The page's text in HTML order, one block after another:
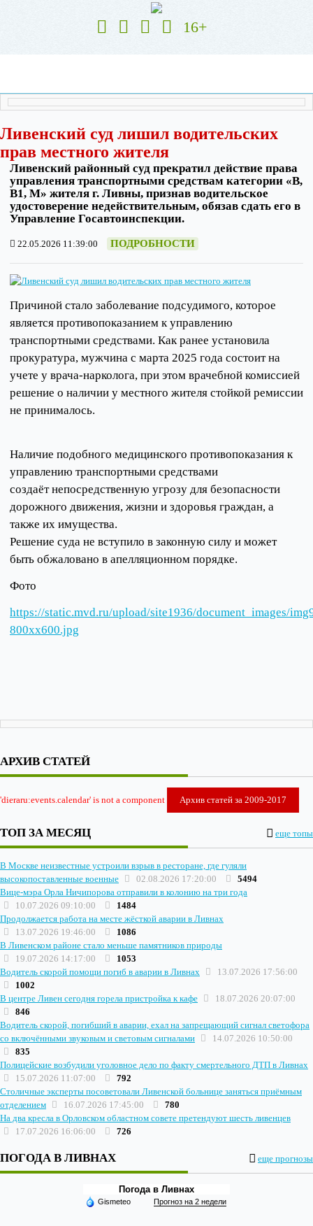
16+
Ливенский суд лишил водительских
прав местного жителя
Ливенский районный суд прекратил действие права
управления транспортными средствам категории «В,
В1, М» жителя г. Ливны, признав водительское
удостоверение недействительным, обязав сдать его в
Управление Госавтоинспекции.
22.05.2026 11:39:00 ПОДРОБНОСТИ
Причиной стало заболевание подсудимого, которое
является противопоказанием к управлению
транспортными средствами. Как ранее установила
прокуратура, мужчина с марта 2025 года состоит на
учете у врача-нарколога, при этом врачебной комиссией
решение о наличии у местного жителя стойкой ремиссии
не принималось.
Наличие подобного медицинского противопоказания к
управлению транспортными средствами
создаёт непосредственную угрозу для безопасности
дорожного движения, жизни и здоровья граждан, а
также их имущества.
Решение суда не вступило в законную силу и может
быть обжаловано в апелляционном порядке.
Фото
https://static.mvd.ru/upload/site1936/document_images/
800xx600.jpg
АРХИВ СТАТЕЙ
'dieraru:events.calendar' is not a component Архив статей за 2009-2017
ТОП ЗА МЕСЯЦ еще топы
В Москве неизвестные устроили взрыв в ресторане, где гуляли
высокопоставленные военные
02.08.2026 17:20:00
5494
Вице-мэра Орла Ничипорова отправили в колонию на три года
10.07.2026 09:10:00
1484
Продолжается работа на месте жёсткой аварии в Ливнах
13.07.2026 19:46:00
1086
В Ливенском районе стало меньше памятников природы
19.07.2026 14:17:00
1053
Водитель скорой помощи погиб в аварии в Ливнах
13.07.2026 17:56:00
1002
В центре Ливен сегодня горела пристройка к кафе
18.07.2026 20:07:00
846
Водитель скорой, погибший в аварии, ехал на запрещающий сигнал светофора
со включёнными звуковым и световым сигналами
14.07.2026 10:50:00
835
Полицейские возбудили уголовное дело по факту смертельного ДТП в Ливнах
15.07.2026 11:07:00
792
Столичные эксперты посоветовали Ливенской больнице заняться приёмным
отделением
16.07.2026 17:45:00
780
На два кресла в Орловском областном совете претендуют шесть ливенцев
17.07.2026 16:06:00
726
ПОГОДА В ЛИВНАХ еще прогнозы
Погода в Ливнах
Gismeteo Прогноз на 2 недели